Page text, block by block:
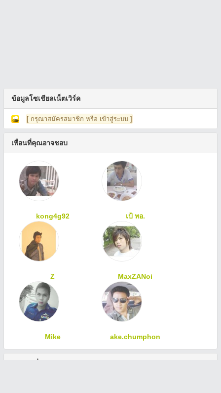
ข้อมูลโซเชียลเน็ตเวิร์ค
[ กรุณาสมัครสมาชิก หรือ เข้าสู่ระบบ ]
เพื่อนที่คุณอาจชอบ
kong4g92 เป้ ทอ.
Z MaxZANoi
Mike ake.chumphon